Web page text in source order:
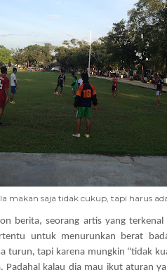
makan saja tidak cukup, tapi harus
berita, seorang artis yang
untuk menurunkan berat
turun, tapi karena mungkin "tidak
Padahal kalau dia mau ikut aturan